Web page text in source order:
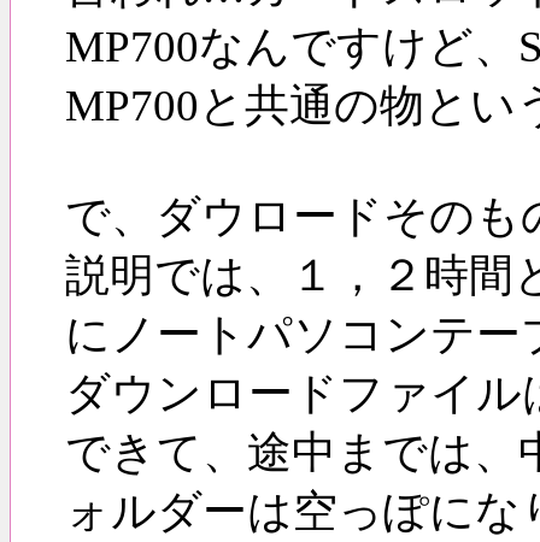
MP700なんですけど
MP700と共通の物と
で、ダウロードその
説明では、１，２時間
にノートパソコンテ
ダウンロードファイ
できて、途中までは
ォルダーは空っぽに